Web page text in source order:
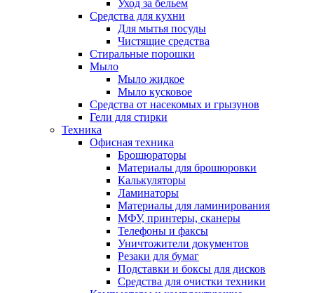
Уход за бельем
Средства для кухни
Для мытья посуды
Чистящие средства
Стиральные порошки
Мыло
Мыло жидкое
Мыло кусковое
Средства от насекомых и грызунов
Гели для стирки
Техника
Офисная техника
Брошюраторы
Материалы для брошюровки
Калькуляторы
Ламинаторы
Материалы для ламинирования
МФУ, принтеры, сканеры
Телефоны и факсы
Уничтожители документов
Резаки для бумаг
Подставки и боксы для дисков
Средства для очистки техники